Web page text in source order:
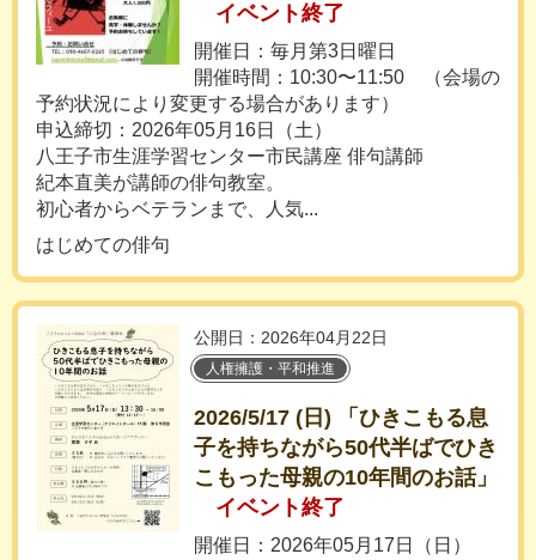
イベント終了
開催日：毎月第3日曜日
開催時間：10:30〜11:50 （会場の
予約状況により変更する場合があります）
申込締切：2026年05月16日（土）
八王子市生涯学習センター市民講座 俳句講師
紀本直美が講師の俳句教室。
初心者からベテランまで、人気...
はじめての俳句
公開日：2026年04月22日
人権擁護・平和推進
2026/5/17 (日) 「ひきこもる息
子を持ちながら50代半ばでひき
こもった母親の10年間のお話」
イベント終了
開催日：2026年05月17日（日）